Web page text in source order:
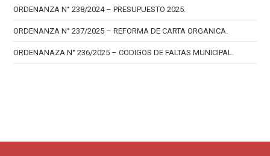
ORDENANZA N° 238/2024 – PRESUPUESTO 2025.
ORDENANZA N° 237/2025 – REFORMA DE CARTA ORGANICA.
ORDENANAZA N° 236/2025 – CODIGOS DE FALTAS MUNICIPAL.